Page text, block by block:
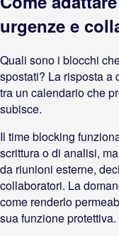
urgenze e
Quali sono i blocchi
spostati? La risposta a
tra un calendario che
subisce.
Il time blocking
scrittura o di analisi,
da riunioni esterne,
collaboratori. La
come renderlo
sua funzione protettiva.